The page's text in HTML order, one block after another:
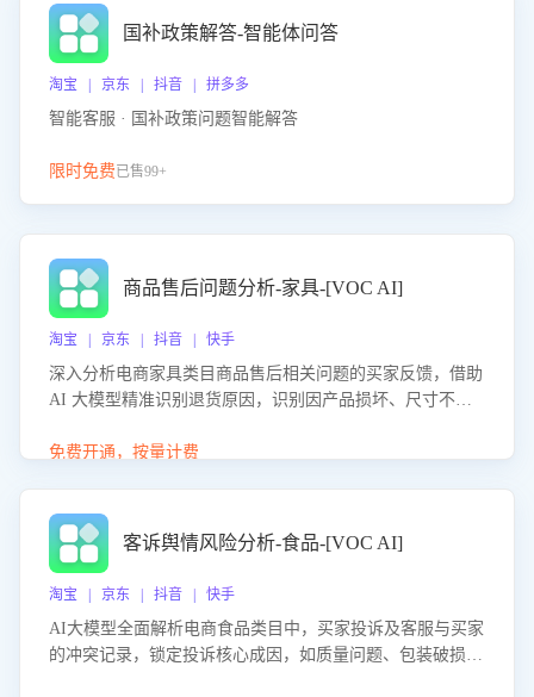
国补政策解答-智能体问答
淘宝 | 京东 | 抖音 | 拼多多
智能客服 · 国补政策问题智能解答
限时免费已售99+
商品售后问题分析-家具-[VOC AI]
淘宝 | 京东 | 抖音 | 快手
深入分析电商家具类目商品售后相关问题的买家反馈，借助
AI 大模型精准识别退货原因，识别因产品损坏、尺寸不符
力商家优化产品或服务，实现销售额的显著提升。
免费开通，按量计费
客诉舆情风险分析-食品-[VOC AI]
淘宝 | 京东 | 抖音 | 快手
AI大模型全面解析电商食品类目中，买家投诉及客服与买家
的冲突记录，锁定投诉核心成因，如质量问题、包装破损